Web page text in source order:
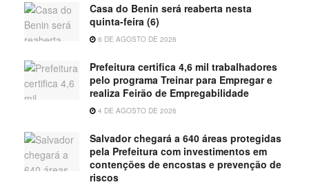
Casa do Benin será reaberta nesta
quinta-feira (6)
6 DE AGOSTO DE 2026
Prefeitura certifica 4,6 mil trabalhadores
pelo programa Treinar para Empregar e
realiza Feirão de Empregabilidade
4 DE AGOSTO DE 2026
Salvador chegará a 640 áreas protegidas
pela Prefeitura com investimentos em
contenções de encostas e prevenção de
riscos